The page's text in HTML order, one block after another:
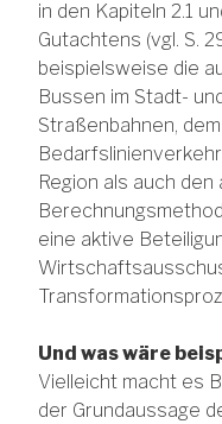
in den Kapiteln 2.1
Gutachtens (vgl. S.
beispielsweise die
Bussen im Stadt-
Straßenbahnen,
Region als auch
eine aktive
Und was wäre
Vielleicht macht es
der Grundaussage